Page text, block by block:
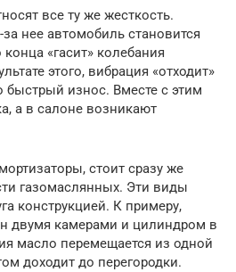
все ту же жесткость.
нее автомобиль становится
«гасит» колебания
этого, вибрация «отходит»
быстрый износ. Вместе с этим
а в салоне возникают
стоит сразу же
газомаслянных. Эти виды
конструкцией. К примеру,
двумя камерами и цилиндром в
масло перемещается из одной
доходит до перегородки.